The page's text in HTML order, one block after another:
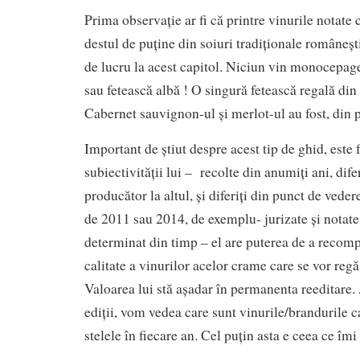
Prima observație ar fi că printre vinurile notate
destul de puține din soiuri tradiționale
de lucru la acest capitol. Niciun vin
sau fetească albă ! O singură fetească regală
Cabernet sauvignon-ul și merlot-ul au fost, din
Important de știut despre acest tip de ghid,
subiectivității lui – recolte din anumiți ani,
producător la altul, și diferiți din punct de
de 2011 sau 2014, de exemplu- jurizate și
determinat din timp – el are puterea de a
calitate a vinurilor acelor crame care se vor
Valoarea lui stă așadar în permanenta
ediții, vom vedea care sunt vinurile/brandurile
stelele în fiecare an. Cel puțin asta e ceea ce